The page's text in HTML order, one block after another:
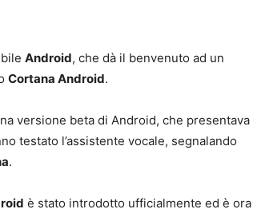
Android, che dà il benvenuto ad un
Cortana Android.
versione beta di Android, che presentava
testato l’assistente vocale, segnalando
.
è stato introdotto ufficialmente ed è ora